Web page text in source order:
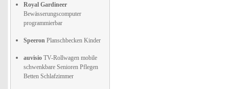
Royal Gardineer
Bewässerungscomputer
programmierbar
Speeron Planschbecken Kinder
auvisio TV-Rollwagen mobile
schwenkbare Senioren Pflegen
Betten Schlafzimmer